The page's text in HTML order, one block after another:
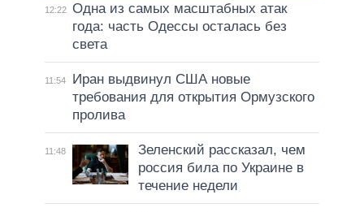
12:22 Одна из самых масштабных атак
года: часть Одессы осталась без
света
11:54
Иран выдвинул США новые
требования для открытия Ормузского
пролива
11:48
Зеленский рассказал, чем
россия била по Украине в
течение недели